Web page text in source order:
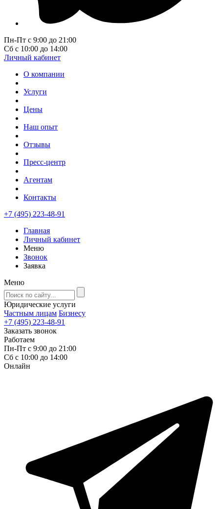
Пн-Пт с 9:00 до 21:00
Сб с 10:00 до 14:00
Личный кабинет
О компании
Услуги
Цены
Наш опыт
Отзывы
Пресс-центр
Агентам
Контакты
+7 (495) 223-48-91
Главная
Личный кабинет
Меню
Звонок
Заявка
Меню
Юридические услуги
Частным лицам Бизнесу
+7 (495) 223-48-91
Заказать звонок
Работаем
Пн-Пт с 9:00 до 21:00
Сб с 10:00 до 14:00
Онлайн